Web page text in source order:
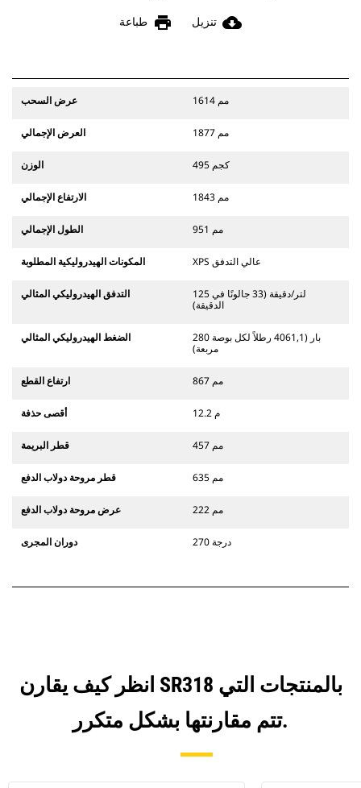
cloud_download تنزيل print طباعة
عرض السحب 1614 مم
العرض الإجمالي 1877 مم
الوزن 495 كجم
الارتفاع الإجمالي 1843 مم
الطول الإجمالي 951 مم
المكونات الهيدروليكية المطلوبة XPS عالي التدفق
التدفق الهيدروليكي المثالي
125 لتر/دقيقة (33 جالونًا في
الدقيقة)
الضغط الهيدروليكي المثالي
280 بار (4061,1 رطلاً لكل بوصة
مربعة)
ارتفاع القطع 867 مم
أقصى حذفة 12.2 م
قطر البريمة 457 مم
قطر مروحة دولاب الدفع 635 مم
عرض مروحة دولاب الدفع 222 مم
دوران المجرى 270 درجة
انظر كيف يقارن SR318 بالمنتجات التي
تتم مقارنتها بشكل متكرر.